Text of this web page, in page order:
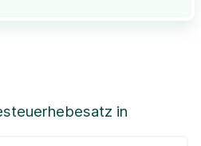
in
©CartoDB,